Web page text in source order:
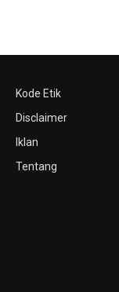
Kode Etik
Disclaimer
Iklan
Tentang